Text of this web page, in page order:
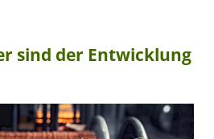
sind der Entwicklung